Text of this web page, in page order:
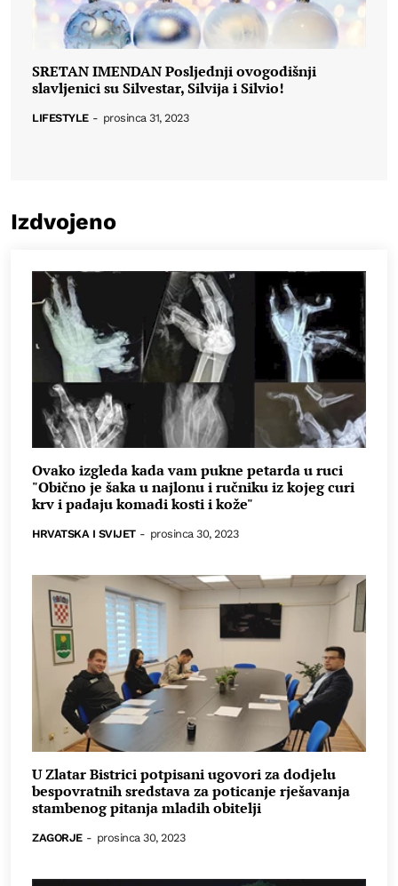
SRETAN IMENDAN Posljednji ovogodišnji
slavljenici su Silvestar, Silvija i Silvio!
LIFESTYLE - prosinca 31, 2023
Izdvojeno
Ovako izgleda kada vam pukne petarda u ruci
"Obično je šaka u najlonu i ručniku iz kojeg curi
krv i padaju komadi kosti i kože"
HRVATSKA I SVIJET - prosinca 30, 2023
U Zlatar Bistrici potpisani ugovori za dodjelu
bespovratnih sredstava za poticanje rješavanja
stambenog pitanja mladih obitelji
ZAGORJE - prosinca 30, 2023